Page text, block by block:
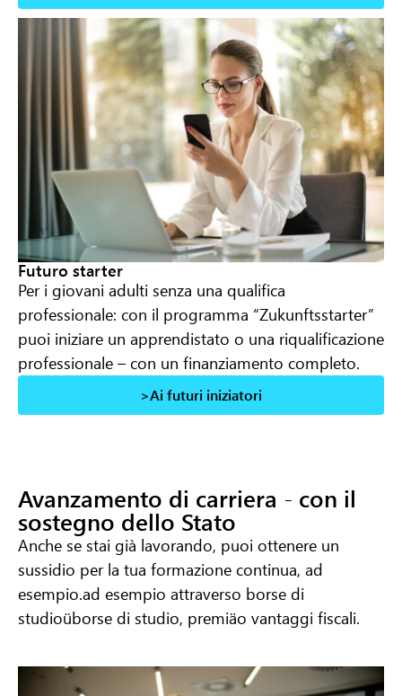
Futuro starter
Per i giovani adulti senza una qualifica
professionale: con il programma “Zukunftsstarter”
puoi iniziare un apprendistato o una riqualificazione
professionale – con un finanziamento completo.
>Ai futuri iniziatori
Avanzamento di carriera - con il
sostegno dello Stato
Anche se stai già lavorando, puoi ottenere un
sussidio per la tua formazione continua, ad
esempio.ad esempio attraverso borse di
studioüborse di studio, premiäo vantaggi fiscali.